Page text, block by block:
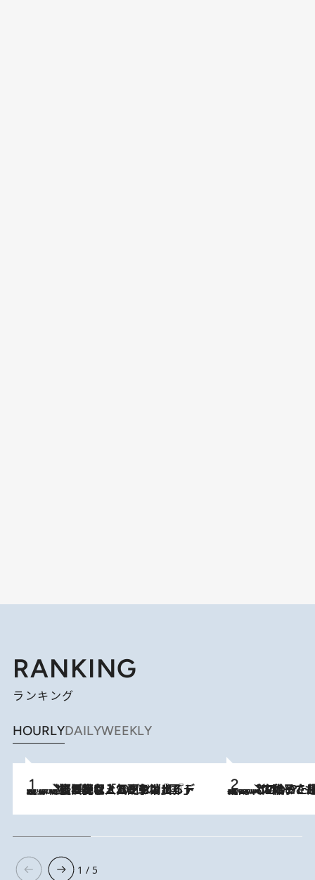
RANKING
ランキング
HOURLYDAILYWEEKLY
2026.8.5
【なぜ吉沢亮は「気配を消せる」のか？】興行収入208億の『国宝』を経て挑むミュージカル『ディア・エヴァン・ハンセン』。トップ俳優が舞台上でさらけ出した“孤独”とは 2026.8.5
【阿川佐和子さんの年とる力】なぜ70代で始めた趣味は“こんなに楽しい”のか？ ピアノ、俳句…スランプに陥っても続けられる“ある秘訣”とは
1 / 5